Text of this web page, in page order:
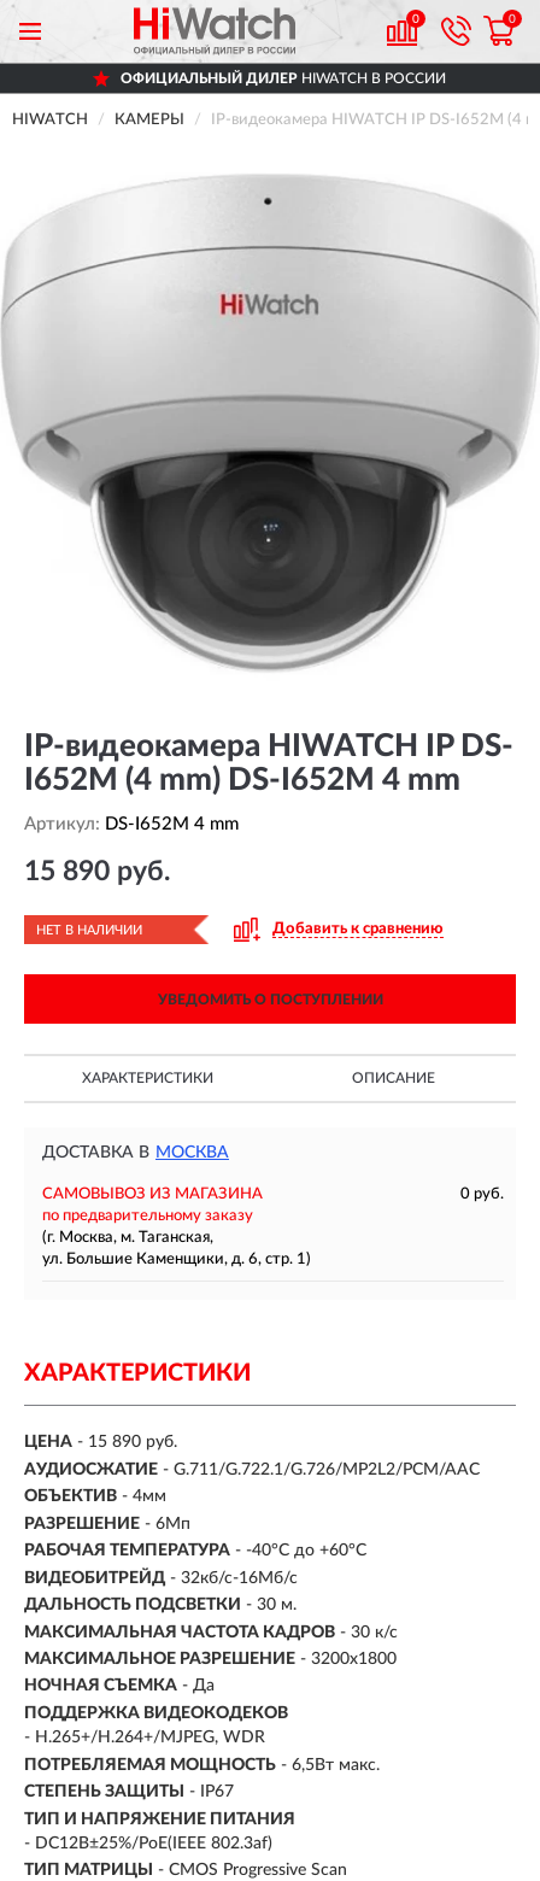
0 0
ОФИЦИАЛЬНЫЙ ДИЛЕРHIWATCH В РОССИИ
HIWATCH КАМЕРЫ IP-видеокамера HIWATCH IP DS-I652M (4
IP-видеокамера HIWATCH IP DS-
I652M (4 mm) DS-I652M 4 mm
Артикул: DS-I652M 4 mm
15 890 руб.
НЕТ В НАЛИЧИИ Добавить к сравнению
УВЕДОМИТЬ О ПОСТУПЛЕНИИ
ХАРАКТЕРИСТИКИ ОПИСАНИЕ
ДОСТАВКА В МОСКВА
САМОВЫВОЗ ИЗ МАГАЗИНА
0 руб.
по предварительному заказу
(г. Москва, м. Таганская,
ул. Большие Каменщики, д. 6, стр. 1)
ХАРАКТЕРИСТИКИ
ЦЕНА - 15 890 руб.
АУДИОСЖАТИЕ - G.711/G.722.1/G.726/MP2L2/PCM/AAC
ОБЪЕКТИВ - 4мм
РАЗРЕШЕНИЕ - 6Мп
РАБОЧАЯ ТЕМПЕРАТУРА - -40°C до +60°C
ВИДЕОБИТРЕЙД - 32кб/с-16Мб/с
ДАЛЬНОСТЬ ПОДСВЕТКИ - 30 м.
МАКСИМАЛЬНАЯ ЧАСТОТА КАДРОВ - 30 к/с
МАКСИМАЛЬНОЕ РАЗРЕШЕНИЕ - 3200х1800
НОЧНАЯ СЪЕМКА - Да
ПОДДЕРЖКА ВИДЕОКОДЕКОВ
- H.265+/H.264+/MJPEG, WDR
ПОТРЕБЛЯЕМАЯ МОЩНОСТЬ - 6,5Вт макс.
СТЕПЕНЬ ЗАЩИТЫ
- IP67
ТИП И НАПРЯЖЕНИЕ ПИТАНИЯ
- DC12В±25%/PoE(IEEE 802.3af)
ТИП МАТРИЦЫ
- CMOS Progressive Scan